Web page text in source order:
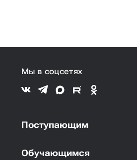
Мы в соцсетях
Поступающим
Обучающимся